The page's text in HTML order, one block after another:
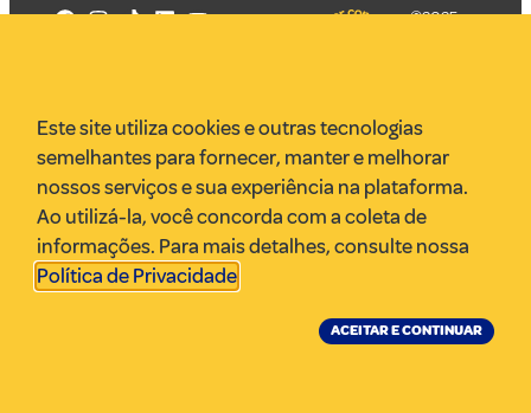
VR Assessoria
Parcerias
Envie uma pauta
Anuncie
©2025
Este site utiliza cookies e outras tecnologias
semelhantes para fornecer, manter e melhorar
nossos serviços e sua experiência na plataforma.
Ao utilizá-la, você concorda com a coleta de
informações. Para mais detalhes, consulte nossa
Política de Privacidade.
ACEITAR E CONTINUAR